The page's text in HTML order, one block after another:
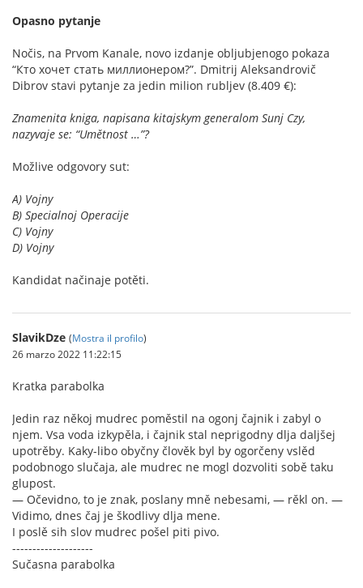
Opasno pytanje
Nočis, na Prvom Kanale, novo izdanje obljubjenogo pokaza
“Кто хочет стать миллионером?”. Dmitrij Aleksandrovič
Dibrov stavi pytanje za jedin milion rubljev (8.409 €):
Znamenita kniga, napisana kitajskym generalom Sunj Czy,
nazyvaje se: “Umětnost …”?
Možlive odgovory sut:
A) Vojny
B) Specialnoj Operacije
C) Vojny
D) Vojny
Kandidat načinaje potěti.
SlavikDze (Mostra il profilo)
26 marzo 2022 11:22:15
Kratka parabolka
Jedin raz někoj mudrec poměstil na ogonj čajnik i zabyl o
njem. Vsa voda izkypěla, i čajnik stal neprigodny dlja daljšej
upotrěby. Kaky-libo obyčny člověk byl by ogorčeny vslěd
podobnogo slučaja, ale mudrec ne mogl dozvoliti sobě taku
glupost.
— Očevidno, to je znak, poslany mně nebesami, — rěkl on. —
Vidimo, dnes čaj je škodlivy dlja mene.
I poslě sih slov mudrec pošel piti pivo.
--------------------
Sučasna parabolka